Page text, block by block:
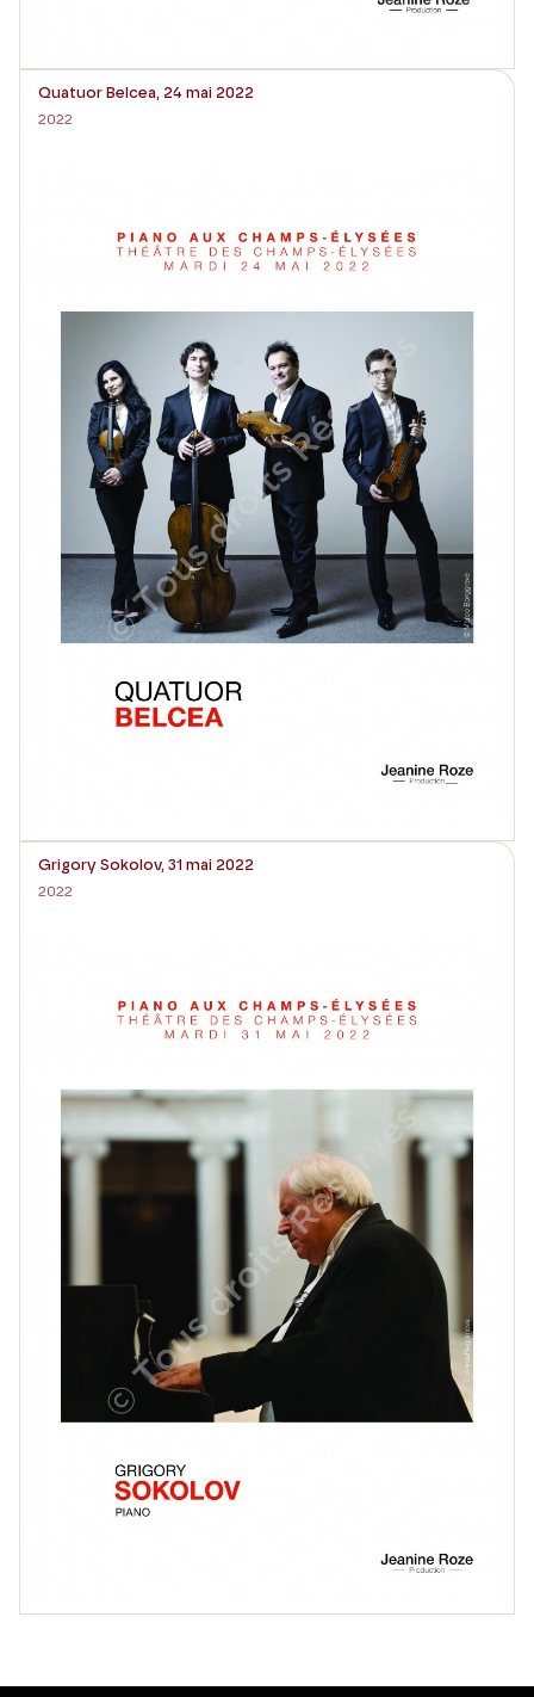
Quatuor Belcea, 24 mai 2022
2022
Grigory Sokolov, 31 mai 2022
2022